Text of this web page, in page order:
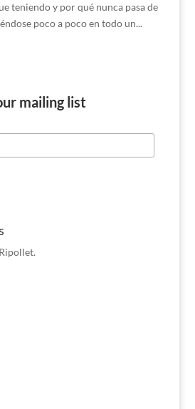
teniendo y por qué nunca pasa de
poco a poco en todo un...
mailing list